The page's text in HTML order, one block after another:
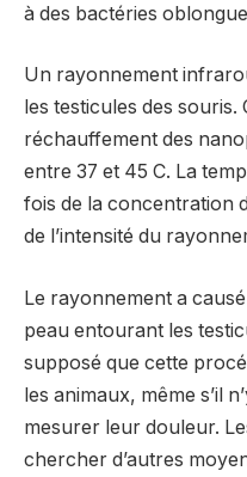
à des bactéries
Un rayonnement
les testicules des
réchauffement des
entre 37 et 45 C. La
fois de la concentration
de l’intensité du
Le rayonnement a
peau entourant les
supposé que cette
les animaux, même s’il
mesurer leur douleur.
chercher d’autres